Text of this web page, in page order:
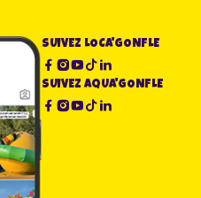
SUIVEZ LOCA'GONFLE
SUIVEZ AQUA'GONFLE